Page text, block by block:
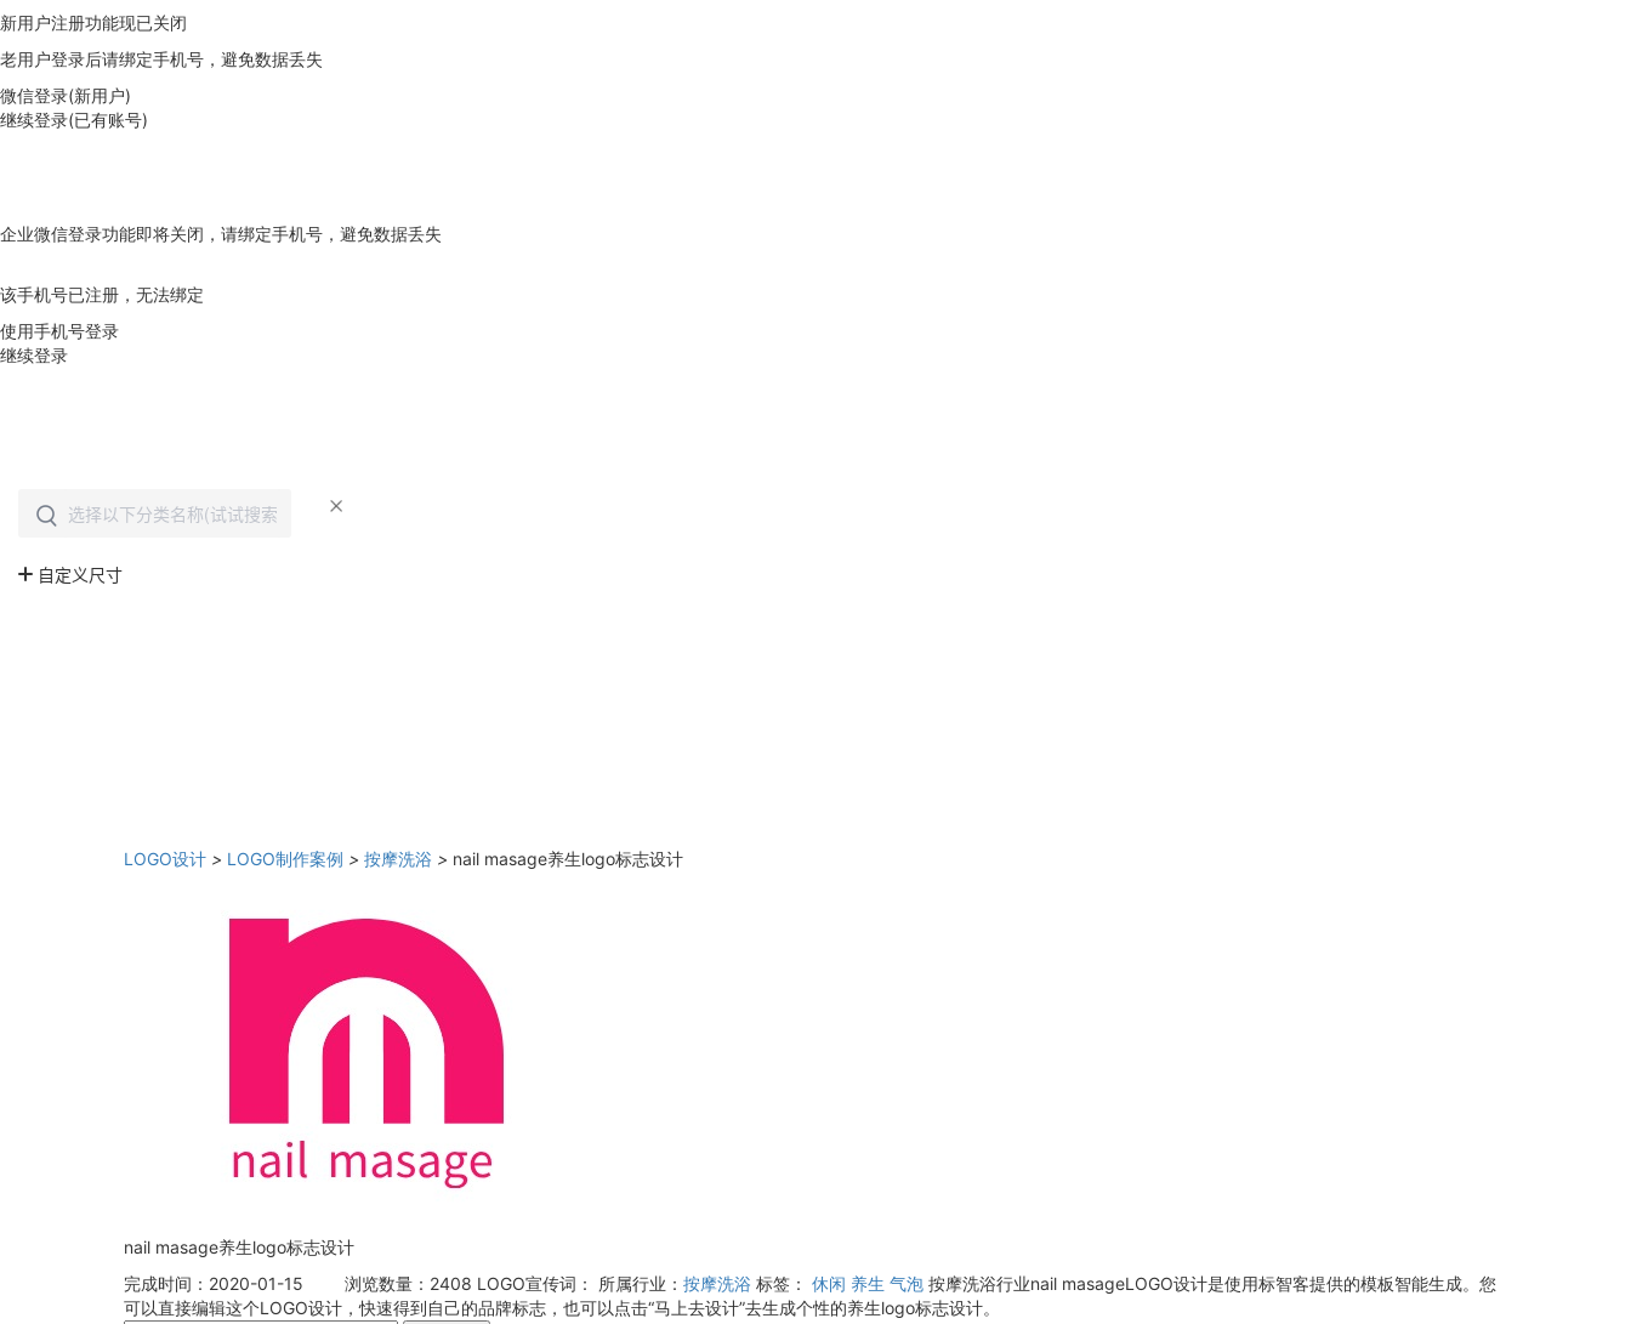
新用户注册功能现已关闭
老用户登录后请绑定手机号，避免数据丢失
微信登录(新用户)
继续登录(已有账号)
企业微信登录功能即将关闭，请绑定手机号，避免数据丢失
该手机号已注册，无法绑定
使用手机号登录
继续登录
LOGO设计 > LOGO制作案例 > 按摩洗浴 > nail masage养生logo标志设计
nail masage养生logo标志设计
完成时间：2020-01-15
浏览数量：2408 LOGO宣传词： 所属行业： 按摩洗浴 标签： 休闲 养生 气泡 按摩洗浴行业nail masageLOGO设计是使用标智客提供的模板智能生成。您
可以直接编辑这个LOGO设计，快速得到自己的品牌标志，也可以点击“马上去设计”去生成个性的养生logo标志设计。